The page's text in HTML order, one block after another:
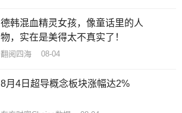
德韩混血精灵女孩，像童话里的人
物，实在是美得太不真实了！
翻阅四海 08-04
8月4日超导概念板块涨幅达2%